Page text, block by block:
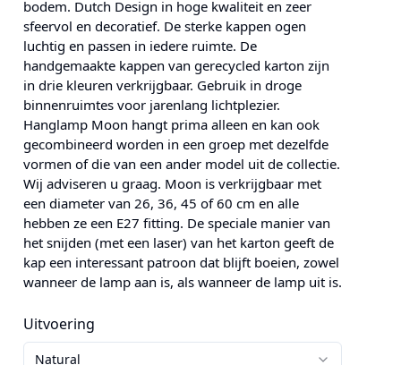
bodem. Dutch Design in hoge kwaliteit en zeer
sfeervol en decoratief. De sterke kappen ogen
luchtig en passen in iedere ruimte. De
handgemaakte kappen van gerecycled karton zijn
in drie kleuren verkrijgbaar. Gebruik in droge
binnenruimtes voor jarenlang lichtplezier.
Hanglamp Moon hangt prima alleen en kan ook
gecombineerd worden in een groep met dezelfde
vormen of die van een ander model uit de collectie.
Wij adviseren u graag. Moon is verkrijgbaar met
een diameter van 26, 36, 45 of 60 cm en alle
hebben ze een E27 fitting. De speciale manier van
het snijden (met een laser) van het karton geeft de
kap een interessant patroon dat blijft boeien, zowel
wanneer de lamp aan is, als wanneer de lamp uit is.
Uitvoering
Natural